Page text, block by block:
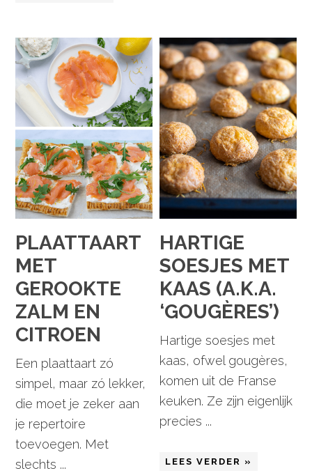
PLAATTAART
MET
GEROOKTE
ZALM EN
CITROEN
Een plaattaart zó
simpel, maar zó lekker,
die moet je zeker aan
je repertoire
toevoegen. Met
slechts ...
HARTIGE
SOESJES MET
KAAS (A.K.A.
‘GOUGÈRES’)
Hartige soesjes met
kaas, ofwel gougères,
komen uit de Franse
keuken. Ze zijn eigenlijk
precies ...
LEES VERDER »